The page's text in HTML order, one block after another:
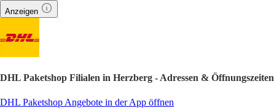
Anzeigen
DHL Paketshop Filialen in Herzberg - Adressen & Öffnungszeiten
DHL Paketshop Angebote in der App öffnen